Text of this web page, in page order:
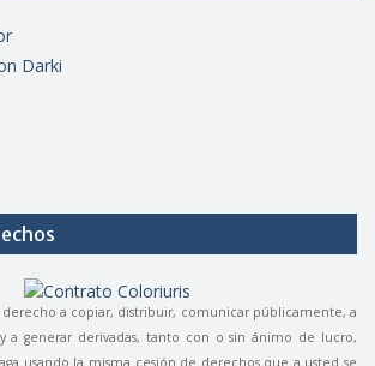
Darki
a copiar, distribuir, comunicar públicamente, a
a generar derivadas, tanto con o sin ánimo de lucro,
usando la misma cesión de derechos que a usted se